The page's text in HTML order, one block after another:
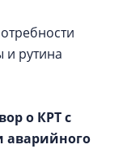
и рутина
о КРТ с
аварийного